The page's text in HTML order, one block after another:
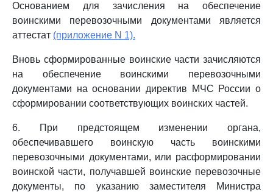
Основанием для зачисления на обеспечение
воинскими перевозочными документами является
аттестат (приложение N 1).
Вновь сформированные воинские части зачисляются
на обеспечение воинскими перевозочными
документами на основании директив МЧС России о
сформировании соответствующих воинских частей.
6. При предстоящем изменении органа,
обеспечивавшего воинскую часть воинскими
перевозочными документами, или расформировании
воинской части, получавшей воинские перевозочные
документы, по указанию заместителя Министра